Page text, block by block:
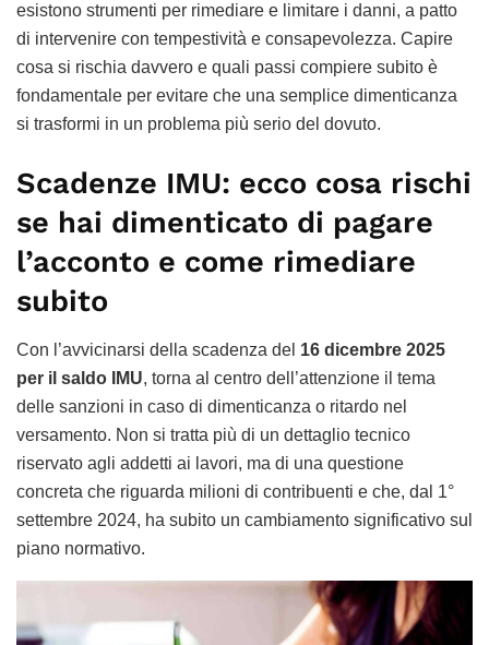
esistono strumenti per rimediare e limitare i danni, a patto
di intervenire con tempestività e consapevolezza. Capire
cosa si rischia davvero e quali passi compiere subito è
fondamentale per evitare che una semplice dimenticanza
si trasformi in un problema più serio del dovuto.
Scadenze IMU: ecco cosa rischi
se hai dimenticato di pagare
l’acconto e come rimediare
subito
Con l’avvicinarsi della scadenza del 16 dicembre 2025
per il saldo IMU, torna al centro dell’attenzione il tema
delle sanzioni in caso di dimenticanza o ritardo nel
versamento. Non si tratta più di un dettaglio tecnico
riservato agli addetti ai lavori, ma di una questione
concreta che riguarda milioni di contribuenti e che, dal 1°
settembre 2024, ha subito un cambiamento significativo sul
piano normativo.